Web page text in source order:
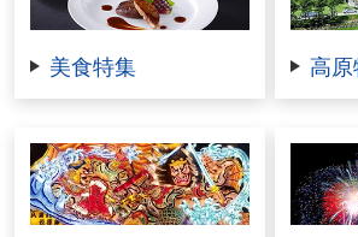
美食特集 高